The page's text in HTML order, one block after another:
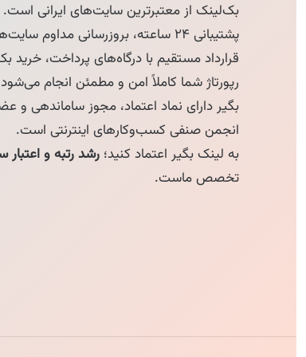
بک‌لینک از معتبرترین سایت‌های ایرانی است. با
پشتیبانی ۲۴ ساعته، بروزرسانی مداوم
قرارداد مستقیم با درگاه‌های پرداخت، خرید
رپورتاژ شما کاملاً امن و مطمئن انجام
بگیر دارای نماد اعتماد، مجوز ساماندهی و
انجمن صنفی کسب‌وکارهای اینترنتی است.
به لینک بگیر اعتماد کنید؛رشد رتبه و اعتبار
تخصص ماست.